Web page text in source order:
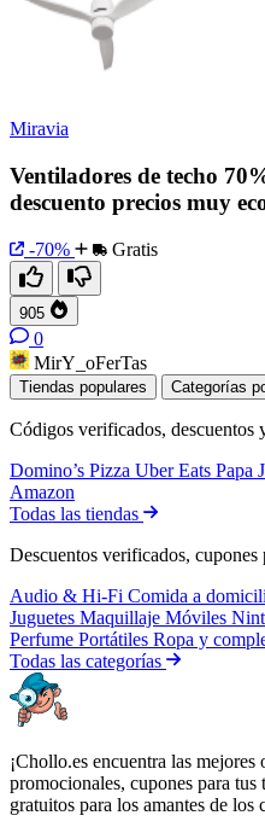
Miravia
Ventiladores de techo
descuento precios muy
-70% Gratis
905
0
MirY_oFerTas
Tiendas populares Categorías
Códigos verificados, descuentos
Domino’s Pizza Uber Eats Papa
Amazon
Todas las tiendas
Descuentos verificados, cupones
Audio & Hi-Fi Comida a
Juguetes Maquillaje Móviles
Perfume Portátiles Ropa y
Todas las categorías
¡Chollo.es encuentra las
promocionales, cupones para
gratuitos para los amantes de los